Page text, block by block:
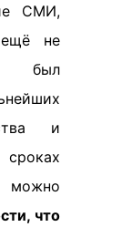
СМИ,
ещё не
был
и
можно
что